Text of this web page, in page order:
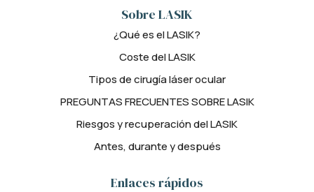
Sobre LASIK
¿Qué es el LASIK?
Coste del LASIK
Tipos de cirugía láser ocular
PREGUNTAS FRECUENTES SOBRE LASIK
Riesgos y recuperación del LASIK
Antes, durante y después
Enlaces rápidos